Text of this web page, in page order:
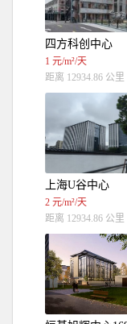
四方科创中心
1 元/m²/天
距离 12934.86 公里
上海U谷中心
2 元/m²/天
距离 12934.86 公里